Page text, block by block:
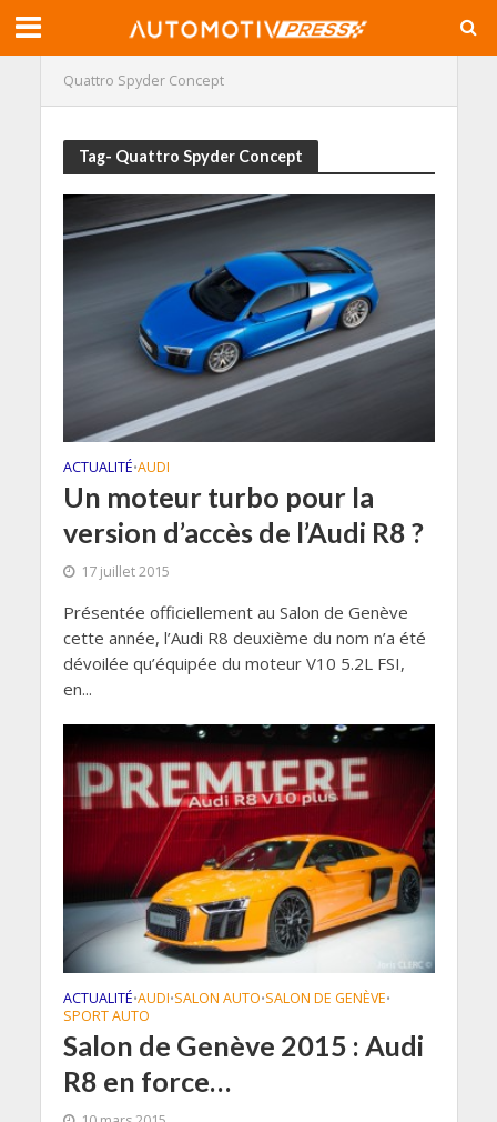
Quattro Spyder Concept
Tag- Quattro Spyder Concept
ACTUALITÉ•AUDI
Un moteur turbo pour la
version d’accès de l’Audi R8 ?
17 juillet 2015
Présentée officiellement au Salon de Genève
cette année, l’Audi R8 deuxième du nom n’a été
dévoilée qu’équipée du moteur V10 5.2L FSI,
en...
ACTUALITÉ•AUDI•SALON AUTO•SALON DE GENÈVE•
SPORT AUTO
Salon de Genève 2015 : Audi
R8 en force…